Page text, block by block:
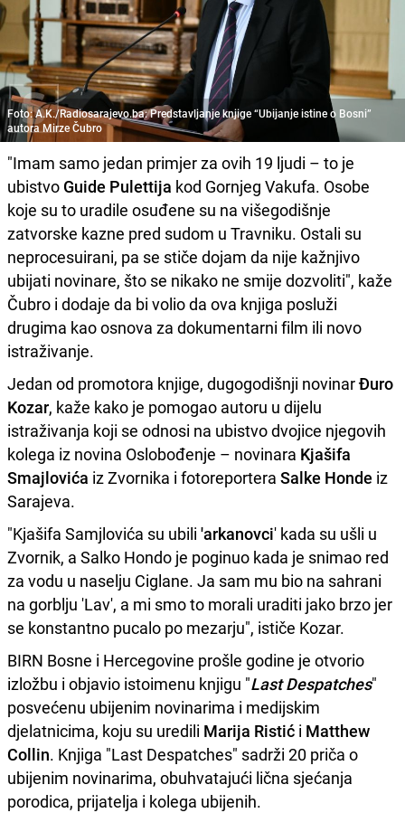
Foto: A.K./Radiosarajevo.ba: Predstavljanje knjige “Ubijanje istine o Bosni”
autora Mirze Čubro
"Imam samo jedan primjer za ovih 19 ljudi – to je
ubistvo Guide Pulettija kod Gornjeg Vakufa. Osobe
koje su to uradile osuđene su na višegodišnje
zatvorske kazne pred sudom u Travniku. Ostali su
neprocesuirani, pa se stiče dojam da nije kažnjivo
ubijati novinare, što se nikako ne smije dozvoliti", kaže
Čubro i dodaje da bi volio da ova knjiga posluži
drugima kao osnova za dokumentarni film ili novo
istraživanje.
Jedan od promotora knjige, dugogodišnji novinarĐuro
Kozar, kaže kako je pomogao autoru u dijelu
istraživanja koji se odnosi na ubistvo dvojice njegovih
kolega iz novina Oslobođenje – novinara Kjašifa
Smajlovića iz Zvornika i fotoreportera Salke Honde iz
Sarajeva.
"Kjašifa Samjlovića su ubili 'arkanovci' kada su ušli u
Zvornik, a Salko Hondo je poginuo kada je snimao red
za vodu u naselju Ciglane. Ja sam mu bio na sahrani
na gorblju 'Lav', a mi smo to morali uraditi jako brzo jer
se konstantno pucalo po mezarju", ističe Kozar.
BIRN Bosne i Hercegovine prošle godine je otvorio
izložbu i objavio istoimenu knjigu "Last Despatches"
posvećenu ubijenim novinarima i medijskim
djelatnicima, koju su uredili Marija Ristić i Matthew
Collin. Knjiga "Last Despatches" sadrži 20 priča o
ubijenim novinarima, obuhvatajući lična sjećanja
porodica, prijatelja i kolega ubijenih.